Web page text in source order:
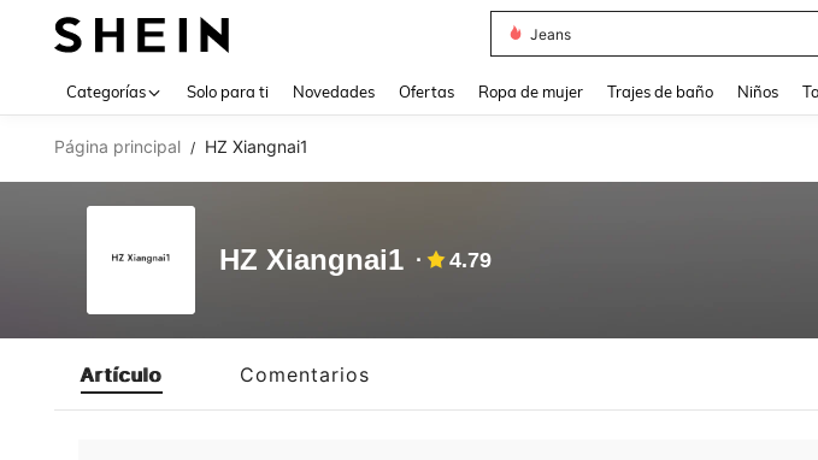
Jeans
Categorías Solo para ti Novedades Ofertas Ropa de mujer Trajes de baño Niños
Página principal / HZ Xiangnai1
HZ Xiangnai1 4.79
Artículo Comentarios